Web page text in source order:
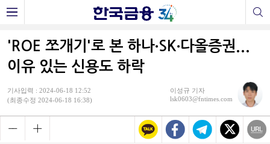
'ROE 쪼개기'로 본 하나∙SK∙다올증권...
이유 있는 신용도 하락
기사입력 : 2024-06-18 12:52
(최종수정 2024-06-18 16:38)
이성규 기자
lsk0603@fntimes.com